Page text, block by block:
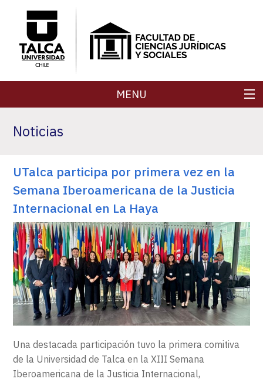
MENU
POSTGRADOS
REVISTAS
INVESTIGACIÓN
EXTENSIÓN
CONTACTO
Noticias
UTalca participa por primera vez en la
Semana Iberoamericana de la Justicia
Internacional en La Haya
Una destacada participación tuvo la primera comitiva
de la Universidad de Talca en la XIII Semana
Iberoamericana de la Justicia Internacional,